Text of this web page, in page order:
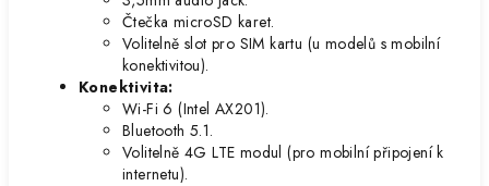
Čtečka microSD karet.
Volitelně slot pro SIM kartu (u modelů s mobilní
konektivitou).
Konektivita:
Wi-Fi 6 (Intel AX201).
Bluetooth 5.1.
Volitelně 4G LTE modul (pro mobilní připojení k
internetu).